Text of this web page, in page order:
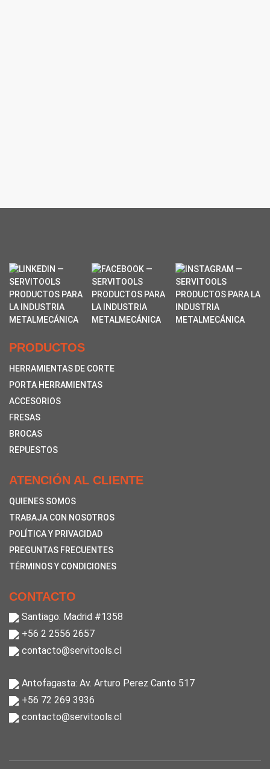
PRODUCTOS
HERRAMIENTAS DE CORTE
PORTA HERRAMIENTAS
ACCESORIOS
FRESAS
BROCAS
REPUESTOS
ATENCIÓN AL CLIENTE
QUIENES SOMOS
TRABAJA CON NOSOTROS
POLÍTICA Y PRIVACIDAD
PREGUNTAS FRECUENTES
TÉRMINOS Y CONDICIONES
CONTACTO
Santiago: Madrid #1358
+56 2 2556 2657
contacto@servitools.cl
Antofagasta: Av. Arturo Perez Canto 517
+56 72 269 3936
contacto@servitools.cl